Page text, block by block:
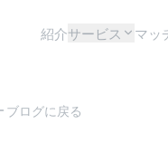
紹介サービス マッ
ブログに戻る